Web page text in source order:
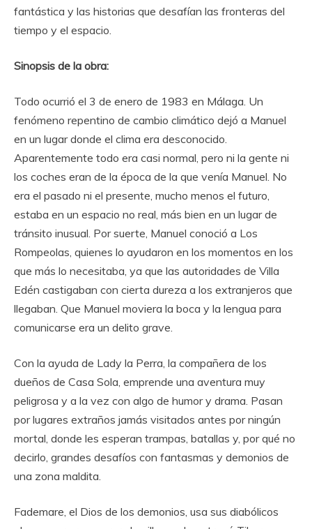
fantástica y las historias que desafían las fronteras del
tiempo y el espacio.
Sinopsis de la obra:
Todo ocurrió el 3 de enero de 1983 en Málaga. Un
fenómeno repentino de cambio climático dejó a Manuel
en un lugar donde el clima era desconocido.
Aparentemente todo era casi normal, pero ni la gente ni
los coches eran de la época de la que venía Manuel. No
era el pasado ni el presente, mucho menos el futuro,
estaba en un espacio no real, más bien en un lugar de
tránsito inusual. Por suerte, Manuel conoció a Los
Rompeolas, quienes lo ayudaron en los momentos en los
que más lo necesitaba, ya que las autoridades de Villa
Edén castigaban con cierta dureza a los extranjeros que
llegaban. Que Manuel moviera la boca y la lengua para
comunicarse era un delito grave.
Con la ayuda de Lady la Perra, la compañera de los
dueños de Casa Sola, emprende una aventura muy
peligrosa y a la vez con algo de humor y drama. Pasan
por lugares extraños jamás visitados antes por ningún
mortal, donde les esperan trampas, batallas y, por qué no
decirlo, grandes desafíos con fantasmas y demonios de
una zona maldita.
Fademare, el Dios de los demonios, usa sus diabólicos